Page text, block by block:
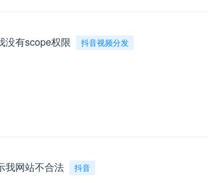
没有scope权限 抖音视频分发
我网站不合法 抖音